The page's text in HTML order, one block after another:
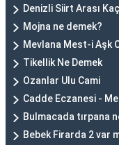
Denizli Siirt Arası
Mojna ne demek?
Mevlana Mest-i Aşk
Tikellik Ne Demek
Ozanlar Ulu Cami
Cadde Eczanesi -
Bulmacada tırpana
Bebek Firarda 2 var